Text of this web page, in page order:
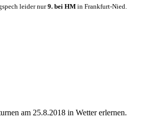
leider nur9. bei HM in Frankfurt-Nied.
am 25.8.2018 in Wetter erlernen.